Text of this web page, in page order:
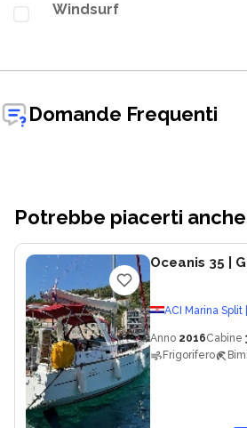
Windsurf
Domande Frequenti
Potrebbe piacerti anche
Oceanis 35 |
ACI Marina Split
Anno 2016Cabine
Frigorifero